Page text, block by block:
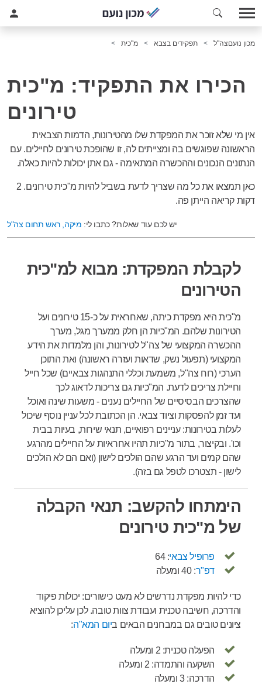
מכון נועםצה"ל תפקידים בצבא מ"כית
הכירו את התפקיד: מ"כית
טירונים
אין מי שלא זוכר את המפקדת שלו מהטירונות, הדמות הצבאית
הראשונה שפוגשים בה ומצייתים לה, זו שהופכת טירונים לחיילים. עם
הנתונים הנכונים וההכשרה המתאימה - גם אתן יכולות להיות כאלה.
כאן תמצאו את כל מה שצריך לדעת בשביל להיות מ"כית טירונים. 2
דקות קריאה הייתן פה.
יש לכם עוד שאלות? כתבו לי: מיקה, ראש תחום צה"ל
לקבלת המפקדת: מבוא למ"כית
הטירונים
מ"כית היא מפקדת כיתה, שאחראית על כ-15 טירונים ועל
הטירונות שלהם. המ"כיות הן חלק ממערך מגל, מערך
ההכשרה המקצועי של צה"ל לטירונות, והן מלמדות את הידע
המקצועי (תפעול נשק, שדאות ועזרה ראשונה) ואת התוכן
הערכי (רוח צה"ל, משמעת וכללי התנהגות צבאיים) שכל חייל
וחיילת צריכים לדעת. המ"כיות גם צריכות לדאוג לכך
שהצרכים הבסיסיים של החיילים נענים - משעות שינה ואוכל
ועד זמן להפסקות וציוד צבאי. הן הכתובת לכל עניין נוסף שיכול
לעלות בטירונות: עניינים רפואיים, תנאי שירות, בעיות בבית
וכו'. ובקיצור, בתור מ"כיות תהיו אחראיות על החיילים מהרגע
שהם קמים ועד הרגע שהם הולכים לישון (ואם הם לא הולכים
לישון - תצטרכו לטפל גם בזה).
הימתחו להקשב: תנאי הקבלה
של מ"כית טירונים
פרופיל צבאי: 64
דפ"ר: 40 ומעלה
כדי להיות מפקדת נדרשים לא מעט כישורים: יכולות פיקוד
והדרכה, חשיבה טכנית ועבודת צוות טובה. לכן עליכן להוציא
ציונים טובים גם במבחנים הבאים ביום המא"ה:
הפעלה טכנית: 2 ומעלה
השקעה והתמדה: 2 ומעלה
הדרכה: 3 ומעלה